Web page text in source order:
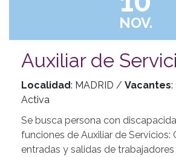
NOV.
Auxiliar de
Localidad: MADRID / Vacantes:
Activa
Se busca persona con
funciones de Auxiliar de Servicios:
entradas y salidas de